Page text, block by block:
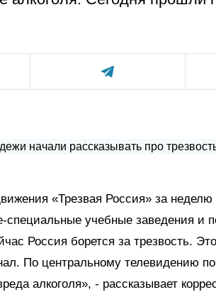
«Трезвая Россия» за неделю
специальные учебные заведения и
Россия борется за трезвость.
По центральному телевидению
алкоголя», - рассказывает